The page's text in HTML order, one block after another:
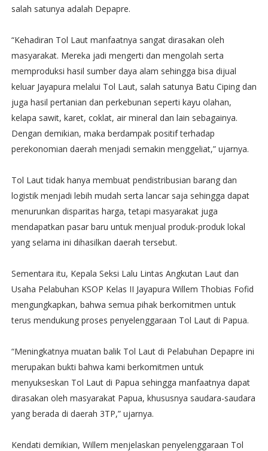
salah satunya adalah Depapre.
“Kehadiran Tol Laut manfaatnya sangat dirasakan oleh
masyarakat. Mereka jadi mengerti dan mengolah serta
memproduksi hasil sumber daya alam sehingga bisa dijual
keluar Jayapura melalui Tol Laut, salah satunya Batu Ciping dan
juga hasil pertanian dan perkebunan seperti kayu olahan,
kelapa sawit, karet, coklat, air mineral dan lain sebagainya.
Dengan demikian, maka berdampak positif terhadap
perekonomian daerah menjadi semakin menggeliat,” ujarnya.
Tol Laut tidak hanya membuat pendistribusian barang dan
logistik menjadi lebih mudah serta lancar saja sehingga dapat
menurunkan disparitas harga, tetapi masyarakat juga
mendapatkan pasar baru untuk menjual produk-produk lokal
yang selama ini dihasilkan daerah tersebut.
Sementara itu, Kepala Seksi Lalu Lintas Angkutan Laut dan
Usaha Pelabuhan KSOP Kelas II Jayapura Willem Thobias Fofid
mengungkapkan, bahwa semua pihak berkomitmen untuk
terus mendukung proses penyelenggaraan Tol Laut di Papua.
“Meningkatnya muatan balik Tol Laut di Pelabuhan Depapre ini
merupakan bukti bahwa kami berkomitmen untuk
menyukseskan Tol Laut di Papua sehingga manfaatnya dapat
dirasakan oleh masyarakat Papua, khususnya saudara-saudara
yang berada di daerah 3TP,” ujarnya.
Kendati demikian, Willem menjelaskan penyelenggaraan Tol